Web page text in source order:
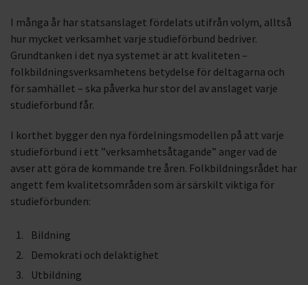
I många år har statsanslaget fördelats utifrån volym, alltså
hur mycket verksamhet varje studieförbund bedriver.
Grundtanken i det nya systemet är att kvaliteten –
folkbildningsverksamhetens betydelse för deltagarna och
för samhället – ska påverka hur stor del av anslaget varje
studieförbund får.
I korthet bygger den nya fördelningsmodellen på att varje
studieförbund i ett ”verksamhetsåtagande” anger vad de
avser att göra de kommande tre åren. Folkbildningsrådet har
angett fem kvalitetsområden som är särskilt viktiga för
studieförbunden:
Bildning
Demokrati och delaktighet
Utbildning